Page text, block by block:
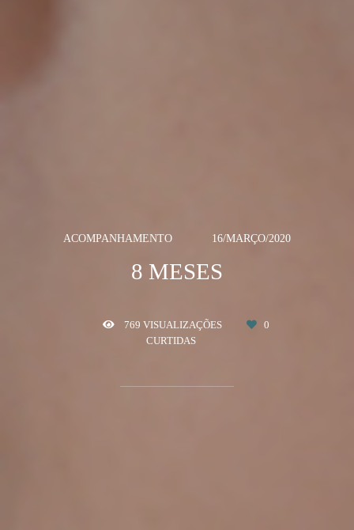
ACOMPANHAMENTO 16/MARÇO/2020
8 MESES
769 VISUALIZAÇÕES
0
CURTIDAS